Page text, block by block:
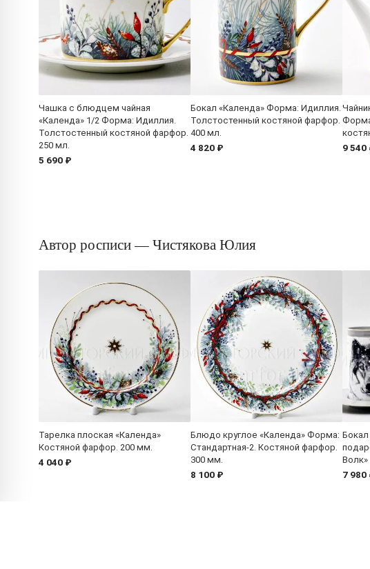
Чашка с блюдцем чайная
«Календа» 1/2 Форма: Идиллия.
Толстостенный костяной фарфор.
250 мл.
5 690 ₽
Бокал «Календа» Форма: Идиллия.
Толстостенный костяной фарфор.
400 мл.
4 820 ₽ 9 540
Автор росписи — Чистякова Юлия
Тарелка плоская «Календа»
Костяной фарфор. 200 мм.
4 040 ₽
Блюдо круглое «Календа» Форма:
Стандартная-2. Костяной фарфор.
300 мм.
8 100 ₽ 7 980